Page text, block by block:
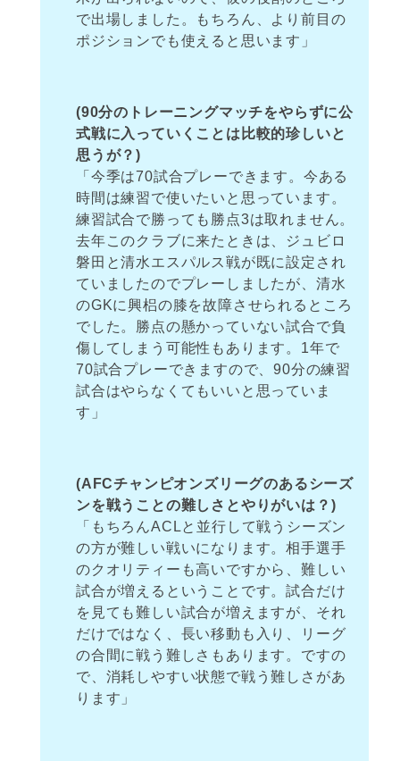
で出場しました。もちろん、より前目の
ポジションでも使えると思います」
(90分のトレーニングマッチをやらずに公
式戦に入っていくことは比較的珍しいと
思うが？)
「今季は70試合プレーできます。今ある
時間は練習で使いたいと思っています。
練習試合で勝っても勝点3は取れません。
去年このクラブに来たときは、ジュビロ
磐田と清水エスパルス戦が既に設定され
ていましたのでプレーしましたが、清水
のGKに興梠の膝を故障させられるところ
でした。勝点の懸かっていない試合で負
傷してしまう可能性もあります。1年で
70試合プレーできますので、90分の練習
試合はやらなくてもいいと思っていま
す」
(AFCチャンピオンズリーグのあるシーズ
ンを戦うことの難しさとやりがいは？)
「もちろんACLと並行して戦うシーズン
の方が難しい戦いになります。相手選手
のクオリティーも高いですから、難しい
試合が増えるということです。試合だけ
を見ても難しい試合が増えますが、それ
だけではなく、長い移動も入り、リーグ
の合間に戦う難しさもあります。ですの
で、消耗しやすい状態で戦う難しさがあ
ります」